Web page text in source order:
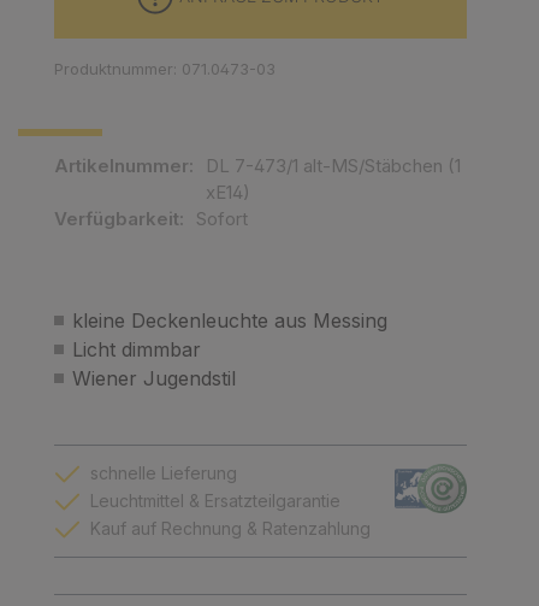
kleine Deckenleuchte aus Messing
Licht dimmbar
Wiener Jugendstil
Artikelnummer:
DL 7-473/1 alt-MS/Stäbchen (1
xE14)
Verfügbarkeit:
Sofort
Produktnummer: 071.0473-03
schnelle Lieferung
Leuchtmittel & Ersatzteilgarantie
Kauf auf Rechnung & Ratenzahlung